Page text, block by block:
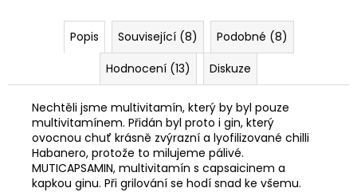
Popis Související (8)
Podobné (8)
Hodnocení (13)
Diskuze
Nechtěli jsme multivitamín, který by byl pouze
multivitamínem. Přidán byl proto i gin, který
ovocnou chuť krásně zvýrazní a lyofilizované chilli
Habanero, protože to milujeme pálivé.
MUTICAPSAMIN, multivitamín s capsaicinem a
kapkou ginu. Při grilování se hodí snad ke všemu.
Původně: